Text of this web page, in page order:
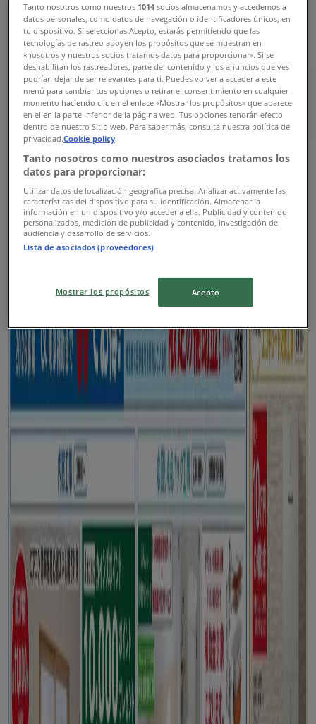
8/16 日まで有効さいたま市
新規
ラピアス 万代家具
私たちのお客様のための排他的な取引
新規
ラピアス 万代家具
ラピアス 万代家具 チラシ
9/4 日まで有効
さいたま市
新規
家具のホンダ
排他的な掘り出し物
広告
新規
スーパーコンボ
倹約家のためのトップオファー
Tanto nosotros como nuestros 1014 socios almacenamos y accedemos a
datos personales, como datos de navegación o identificadores únicos, en
tu dispositivo. Si seleccionas Acepto, estarás permitiendo que las
tecnologías de rastreo apoyen los propósitos que se muestran en
«nosotros y nuestros socios tratamos datos para proporcionar». Si se
deshabilitan los rastreadores, parte del contenido y los anuncios que ves
podrían dejar de ser relevantes para ti. Puedes volver a acceder a este
menú para cambiar tus opciones o retirar el consentimiento en cualquier
momento haciendo clic en el enlace «Mostrar los propósitos» que aparece
en el en la parte inferior de la página web. Tus opciones tendrán efecto
dentro de nuestro Sitio web. Para saber más, consulta nuestra política de
privacidad.Cookie policy
Tanto nosotros como nuestros asociados tratamos los
datos para proporcionar:
Utilizar datos de localización geográfica precisa. Analizar activamente las
características del dispositivo para su identificación. Almacenar la
información en un dispositivo y/o acceder a ella. Publicidad y contenido
personalizados, medición de publicidad y contenido, investigación de
audiencia y desarrollo de servicios.
Lista de asociados (proveedores)
Mostrar los propósitos Acepto